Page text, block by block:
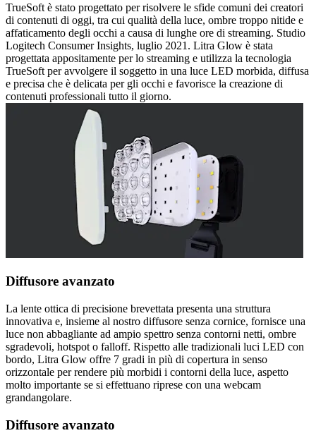
TrueSoft è stato progettato per risolvere le sfide comuni dei creatori
di contenuti di oggi, tra cui qualità della luce, ombre troppo nitide e
affaticamento degli occhi a causa di lunghe ore di streaming. Studio
Logitech Consumer Insights, luglio 2021. Litra Glow è stata
progettata appositamente per lo streaming e utilizza la tecnologia
TrueSoft per avvolgere il soggetto in una luce LED morbida, diffusa
e precisa che è delicata per gli occhi e favorisce la creazione di
contenuti professionali tutto il giorno.
Diffusore avanzato
La lente ottica di precisione brevettata presenta una struttura
innovativa e, insieme al nostro diffusore senza cornice, fornisce una
luce non abbagliante ad ampio spettro senza contorni netti, ombre
sgradevoli, hotspot o falloff. Rispetto alle tradizionali luci LED con
bordo, Litra Glow offre 7 gradi in più di copertura in senso
orizzontale per rendere più morbidi i contorni della luce, aspetto
molto importante se si effettuano riprese con una webcam
grandangolare.
Diffusore avanzato